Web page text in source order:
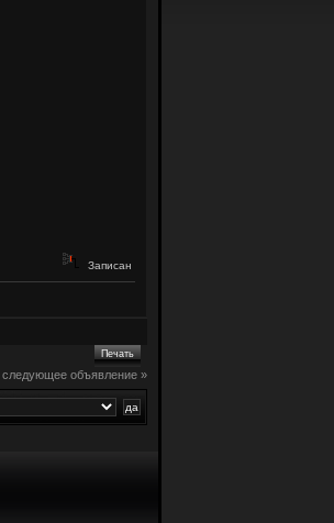
Записан
Печать
следующее объявление »